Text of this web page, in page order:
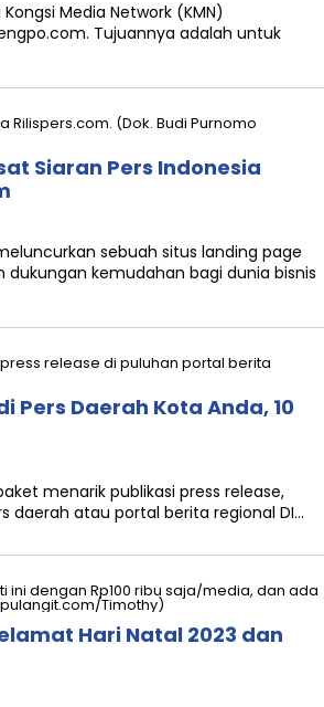
Media Network (KMN)
Tujuannya adalah untuk
Siaran Pers Indonesia
meluncurkan sebuah situs landing page
kemudahan bagi dunia bisnis
Pers Daerah Kota Anda, 10
menarik publikasi press release,
daerah atau portal berita regional DI…
Hari Natal 2023 dan